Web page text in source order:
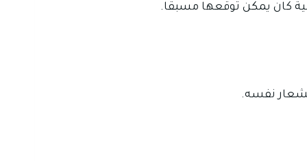
كان يمكن توقعها مسبقا.
نفسه.